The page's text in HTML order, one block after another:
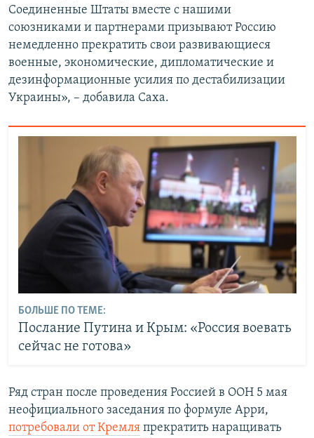
Соединенные Штаты вместе с нашими
союзниками и партнерами призывают Россию
немедленно прекратить свои развивающиеся
военные, экономические, дипломатические и
дезинформационные усилия по дестабилизации
Украины», – добавила Саха.
БОЛЬШЕ ПО ТЕМЕ:
Послание Путина и Крым: «Россия воевать
сейчас не готова»
Ряд стран после проведения Россией в ООН 5 мая
неофициального заседания по формуле Арри,
потребовали от Кремля прекратить наращивать